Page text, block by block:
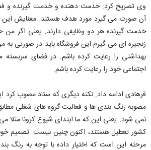
وی تصریح کرد: خدمت دهنده و خدمت گیرنده و
آن صورت می گیرد مورد هدف هستند. معنایش
خدمت گیرنده هر دو وظایفی دارند. یعنی اگر من
زنجیره ای می گیرم این فروشگاه باید در صورتی
بهداشتی را رعایت کرده باشم. در فضای
اجتماعی خود را رعایت کرده باشم.
فرهادی ادامه داد: نکته دیگری که ستاد مصوب
مصوبه رنگ بندی ها و فعالیت گروه های شغلی
نمی شود. یعنی این که ما ابتدای شیوع کرونا مثلا
کشور تعطیل هستند، اکنون چنین نیست. تصمیم
مرحله این است که اختیار داده با توجه به رنگ